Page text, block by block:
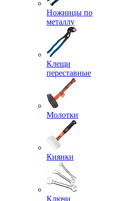
Ножницы по
металлу
Клещи
переставные
Молотки
Киянки
Ключи